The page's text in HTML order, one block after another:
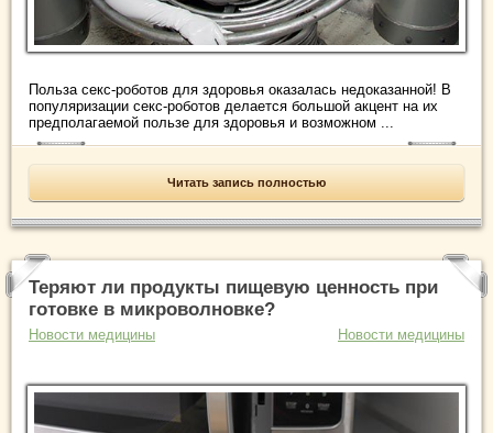
Польза секс-роботов для здоровья оказалась недоказанной! В
популяризации секс-роботов делается большой акцент на их
предполагаемой пользе для здоровья и возможном ...
Читать запись полностью
Теряют ли продукты пищевую ценность при
готовке в микроволновке?
Новости медицины Новости медицины